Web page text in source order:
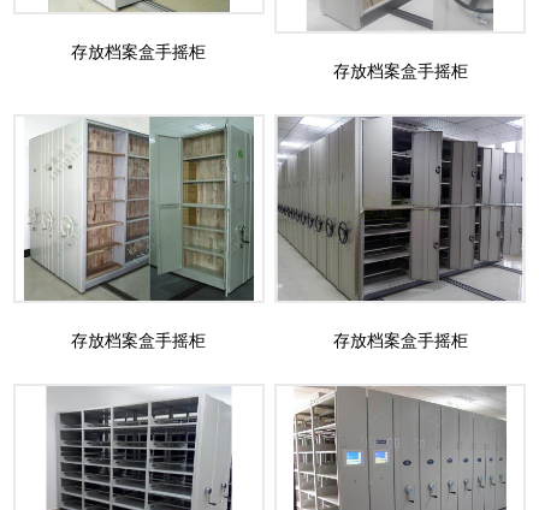
存放档案盒手摇柜
存放档案盒手摇柜
存放档案盒手摇柜 存放档案盒手摇柜